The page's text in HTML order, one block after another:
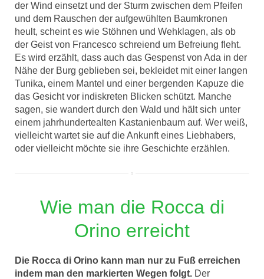
der Wind einsetzt und der Sturm zwischen dem Pfeifen
und dem Rauschen der aufgewühlten Baumkronen
heult, scheint es wie Stöhnen und Wehklagen, als ob
der Geist von Francesco schreiend um Befreiung fleht.
Es wird erzählt, dass auch das Gespenst von Ada in der
Nähe der Burg geblieben sei, bekleidet mit einer langen
Tunika, einem Mantel und einer bergenden Kapuze die
das Gesicht vor indiskreten Blicken schützt. Manche
sagen, sie wandert durch den Wald und hält sich unter
einem jahrhundertealten Kastanienbaum auf. Wer weiß,
vielleicht wartet sie auf die Ankunft eines Liebhabers,
oder vielleicht möchte sie ihre Geschichte erzählen.
Wie man die Rocca di
Orino erreicht
Die Rocca di Orino kann man nur zu Fuß erreichen
indem man den markierten Wegen folgt. Der